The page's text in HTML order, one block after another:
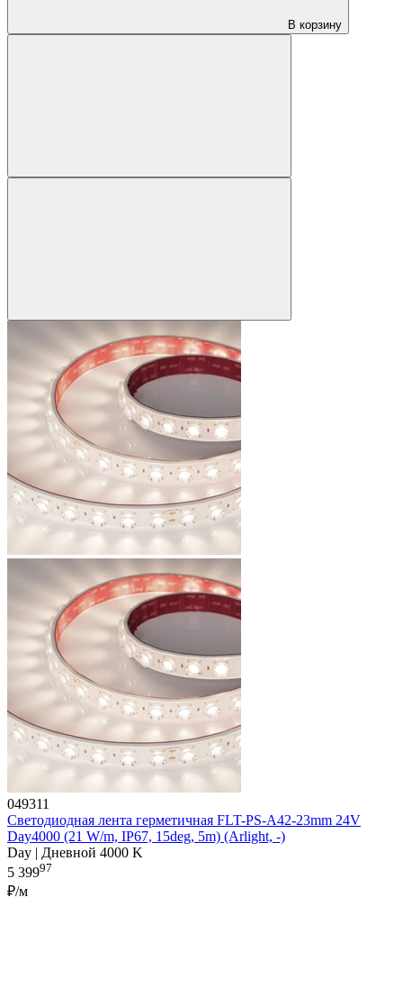
В корзину
049311
Светодиодная лента герметичная FLT-PS-A42-23mm 24V
Day4000 (21 W/m, IP67, 15deg, 5m) (Arlight, -)
Day | Дневной 4000 K
5 39997
₽/м